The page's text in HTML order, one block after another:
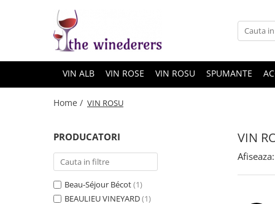
VIN ALB VIN ROSE VIN ROSU SPUMANTE
Home / VIN ROSU
VIN
PRODUCATORI
Beau-Séjour Bécot(1)
BEAULIEU VINEYARD(1)
Afiseaza: